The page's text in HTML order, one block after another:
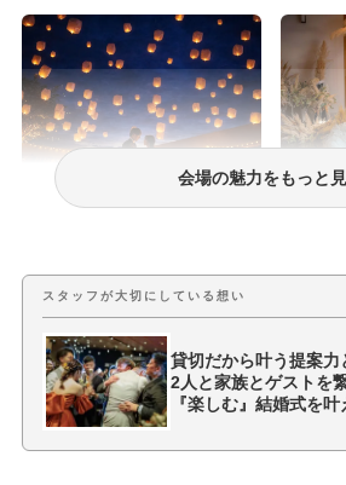
会場の魅力をもっと
スタッフが大切にしている想い
貸切だから叶う提案力
2人と家族とゲストを
『楽しむ』結婚式を叶